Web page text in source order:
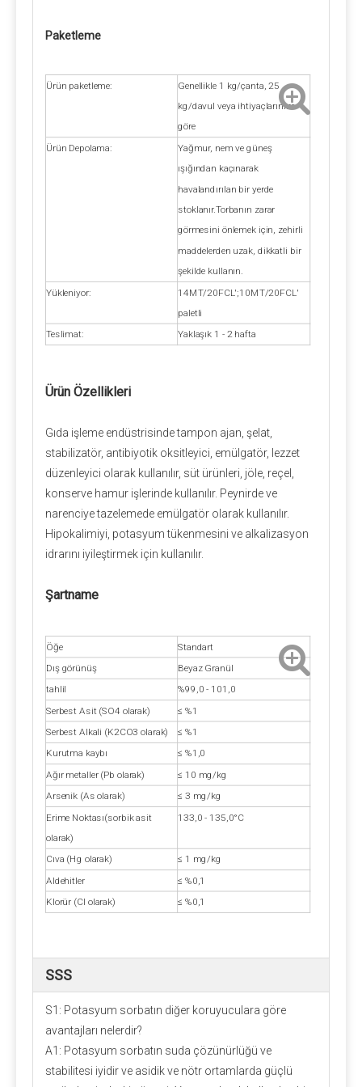
Paketleme
Ürün paketleme:
Genellikle 1 kg/çanta, 25
kg/davul veya ihtiyaçlarınıza
göre
Ürün Depolama:
Yağmur, nem ve güneş
ışığından kaçınarak
havalandırılan bir yerde
stoklanır.Torbanın zarar
görmesini önlemek için, zehirli
maddelerden uzak, dikkatli bir
şekilde kullanın.
Yükleniyor:
14MT/20FCL';10MT/20FCL'
paletli
Teslimat: Yaklaşık 1 - 2 hafta
Ürün Özellikleri
Gıda işleme endüstrisinde tampon ajan, şelat,
stabilizatör, antibiyotik oksitleyici, emülgatör, lezzet
düzenleyici olarak kullanılır, süt ürünleri, jöle, reçel,
konserve hamur işlerinde kullanılır. Peynirde ve
narenciye tazelemede emülgatör olarak kullanılır.
Hipokalimiyi, potasyum tükenmesini ve alkalizasyon
idrarını iyileştirmek için kullanılır.
Şartname
Öğe
Standart
Dış görünüş
Beyaz Granül
tahlil %99,0 - 101,0
Serbest Asit (SO4 olarak) ≤ %1
Serbest Alkali (K2CO3 olarak) ≤ %1
Kurutma kaybı
≤ %1,0
Ağır metaller (Pb olarak)
≤ 10 mg/kg
Arsenik (As olarak)
≤ 3 mg/kg
Erime Noktası(sorbik asit
olarak)
133,0 - 135,0°C
Cıva (Hg olarak)
≤ 1 mg/kg
Aldehitler
≤ %0,1
Klorür (CI olarak)
≤ %0,1
SSS
S1: Potasyum sorbatın diğer koruyuculara göre
avantajları nelerdir?
A1: Potasyum sorbatın suda çözünürlüğü ve
stabilitesi iyidir ve asidik ve nötr ortamlarda güçlü